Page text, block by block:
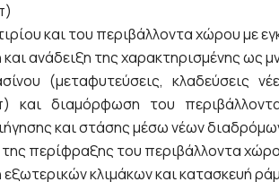
και του περιβάλλοντα χώρου με
ανάδειξη της χαρακτηρισμένης ως
(μεταφυτεύσεις, κλαδεύσεις
και διαμόρφωση του
και στάσης μέσω νέων
περίφραξης του περιβάλλοντα
κλιμάκων και κατασκευή